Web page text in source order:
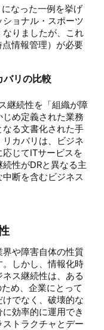
なった一例を挙げ
ョナル・スポーツ
りましたが、これ
情報管理）が必要
バリの比較
継続性を「組織が障
め定義された業務
る文書化された手
カバリは、ビジネ
じてITサービスを
性がDRと異なる主
断を含むビジネス
や障害自体の性質
しかし、情報化時
ス継続性は、ある
め、企業にとって
でなく、破壊的な
効率的に運用でき
トラクチャとデー